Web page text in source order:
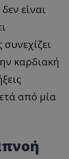
είναι
καρδιακή
από μία